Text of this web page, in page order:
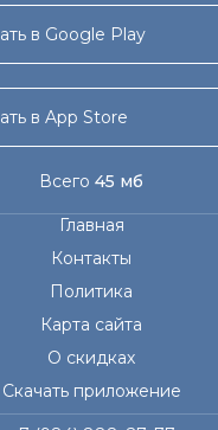
в Google Play
в App Store
Всего 45 мб
Главная
Контакты
Политика
Карта сайта
О скидках
Скачать приложение